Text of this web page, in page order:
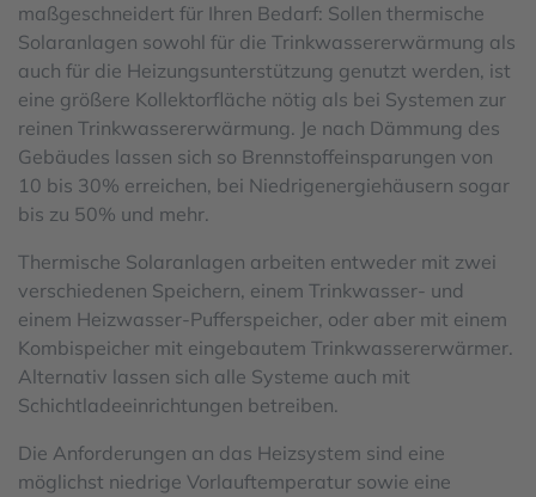
maßgeschneidert für Ihren Bedarf: Sollen thermische
Solaranlagen sowohl für die Trinkwassererwärmung als
auch für die Heizungsunterstützung genutzt werden, ist
eine größere Kollektorfläche nötig als bei Systemen zur
reinen Trinkwassererwärmung. Je nach Dämmung des
Gebäudes lassen sich so Brennstoffeinsparungen von
10 bis 30% erreichen, bei Niedrigenergiehäusern sogar
bis zu 50% und mehr.
Thermische Solaranlagen arbeiten entweder mit zwei
verschiedenen Speichern, einem Trinkwasser- und
einem Heizwasser-Pufferspeicher, oder aber mit einem
Kombispeicher mit eingebautem Trinkwassererwärmer.
Alternativ lassen sich alle Systeme auch mit
Schichtladeeinrichtungen betreiben.
Die Anforderungen an das Heizsystem sind eine
möglichst niedrige Vorlauftemperatur sowie eine